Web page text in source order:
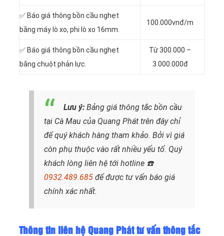
✅ Báo giá thông bồn cầu nghẹt
bằng máy lò xo, phi lò xo 16mm.
100.000vnđ/m
✅ Báo giá thông bồn cầu nghẹt
bằng chuột phản lực.
Từ 300.000 –
3.000.000đ
Lưu ý: Bảng giá thông tắc bồn cầu
tại Cà Mau của Quang Phát trên đây chỉ
để quý khách hàng tham khảo. Bởi vì giá
còn phụ thuộc vào rất nhiều yếu tố. Quý
khách lòng liên hệ tới hotline ☎️
0932.489.685 để được tư vấn báo giá
chính xác nhất.
Thông tin liên hệ Quang Phát tư vấn thông tắc